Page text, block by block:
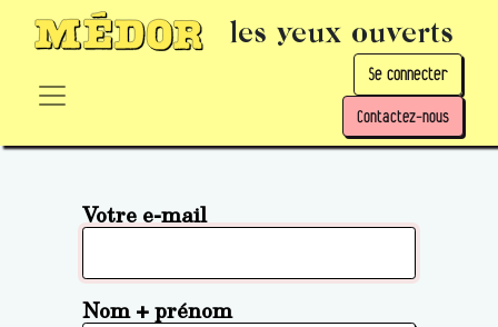
les yeux ouverts
Se connecter
Contactez-nous
Votre e-mail
Nom + prénom